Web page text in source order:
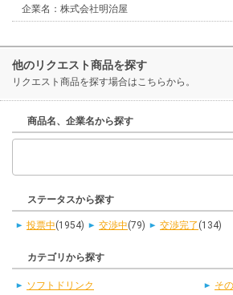
企業名：株式会社明治屋
他のリクエスト商品を探す
リクエスト商品を探す場合はこちらから。
商品名、企業名から探す
ステータスから探す
投票中(1954) 交渉中(79) 交渉完了 (134)
カテゴリから探す
ソフトドリンク
そ